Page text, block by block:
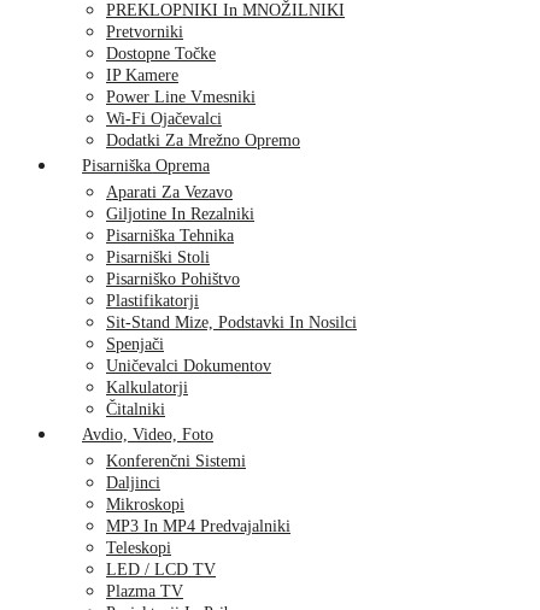
PREKLOPNIKI In MNOŽILNIKI
Pretvorniki
Dostopne Točke
IP Kamere
Power Line Vmesniki
Wi-Fi Ojačevalci
Dodatki Za Mrežno Opremo
Pisarniška Oprema
Aparati Za Vezavo
Giljotine In Rezalniki
Pisarniška Tehnika
Pisarniški Stoli
Pisarniško Pohištvo
Plastifikatorji
Sit-Stand Mize, Podstavki In Nosilci
Spenjači
Uničevalci Dokumentov
Kalkulatorji
Čitalniki
Avdio, Video, Foto
Konferenčni Sistemi
Daljinci
Mikroskopi
MP3 In MP4 Predvajalniki
Teleskopi
LED / LCD TV
Plazma TV